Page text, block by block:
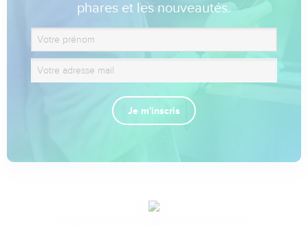
phares et les nouveautés.
Je m'inscris